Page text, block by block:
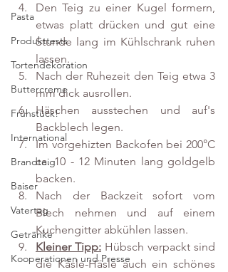
Pasta
Produkttests
Tortendekoration
Buttercreme
Frühstück!
International
Brandteig
Baiser
Vatertag
Getränke
Kooperationen und Presse
Den Teig zu einer Kugel formern,
etwas platt drücken und gut eine
Stunde lang im Kühlschrank ruhen
lassen.
Nach der Ruhezeit den Teig etwa 3
mm dick ausrollen.
Häschen ausstechen und auf's
Backblech legen.
Im vorgehizten Backofen bei 200°C
ca. 10 - 12 Minuten lang goldgelb
backen.
Nach der Backzeit sofort vom
Blech nehmen und auf einem
Kuchengitter abkühlen lassen.
Kleiner Tipp: Hübsch verpackt sind
die Käsle-Häsle auch ein schönes